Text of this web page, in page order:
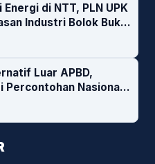
di NTT, PLN UPK
Industri Bolok Buka
Woodchip untuk
Luar APBD,
Percontohan Nasional